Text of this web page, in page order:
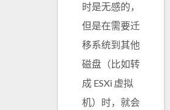
时是无感的，
但是在需要迁
移系统到其他
磁盘（比如转
成 ESXi 虚拟
机）时，就会